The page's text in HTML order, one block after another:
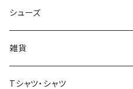
ROARK（ロアーク）
kelen（ケレン）
NANGA（ナンガ）
Johnbull (ジョンブル)
ayane（アヤン）
Dignite collier（ディニテ コリエ）
シューズ
ASFVLT（アスファルト）
EMU(エミュー )
雑貨
バッグ
Tシャツ・シャツ